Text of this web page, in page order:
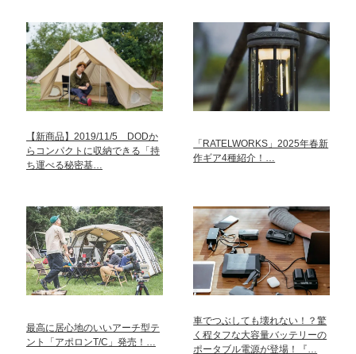
【新商品】2019/11/5 DODか
らコンパクトに収納できる「持
ち運べる秘密基…
「RATELWORKS」2025年春新
作ギア4種紹介！…
最高に居心地のいいアーチ型テ
ント「アポロンT/C」発売！…
車でつぶしても壊れない！？驚
く程タフな大容量バッテリーの
ポータブル電源が登場！『…